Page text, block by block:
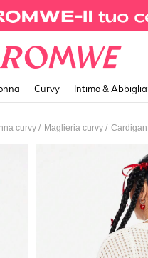
Curvy Intimo &
curvy / Maglieria curvy /